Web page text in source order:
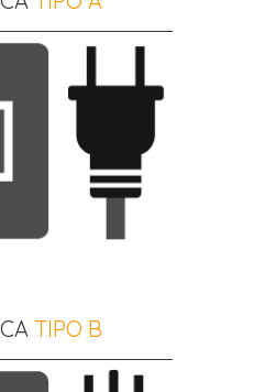
TIPO B